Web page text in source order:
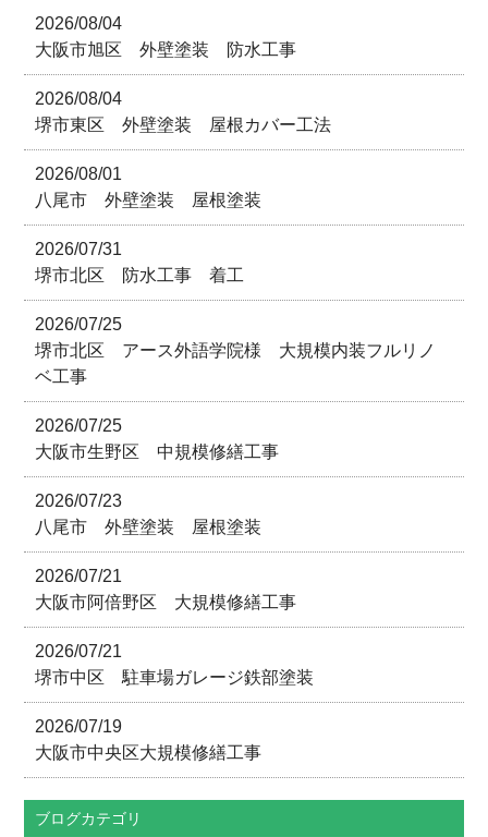
2026/08/04
大阪市旭区 外壁塗装 防水工事
2026/08/04
堺市東区 外壁塗装 屋根カバー工法
2026/08/01
八尾市 外壁塗装 屋根塗装
2026/07/31
堺市北区 防水工事 着工
2026/07/25
堺市北区 アース外語学院様 大規模内装フルリノ
ベ工事
2026/07/25
大阪市生野区 中規模修繕工事
2026/07/23
八尾市 外壁塗装 屋根塗装
2026/07/21
大阪市阿倍野区 大規模修繕工事
2026/07/21
堺市中区 駐車場ガレージ鉄部塗装
2026/07/19
大阪市中央区大規模修繕工事
ブログカテゴリ